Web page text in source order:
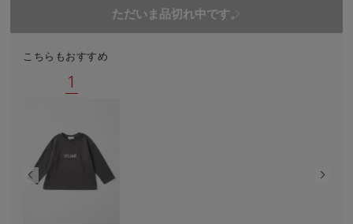
ただいま品切れ中です。
こちらもおすすめ
1